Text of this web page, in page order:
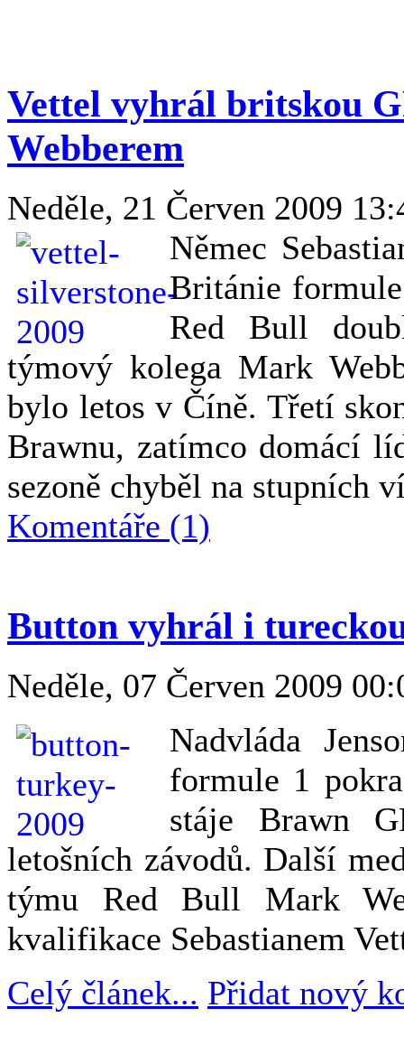
Vettel vyhrál britskou
Webberem
Neděle, 21 Červen 2009
Němec
Británie
Red Bull
týmový kolega Mark
bylo letos v Číně. Třetí
Brawnu, zatímco domácí
sezoně chyběl na stupních
Komentáře (1)
Button vyhrál i
Neděle, 07 Červen 2009
Nadvláda
formule 1
stáje Brawn
letošních závodů. Další
týmu Red Bull Mark
kvalifikace Sebastianem
Celý článek... Přidat nový